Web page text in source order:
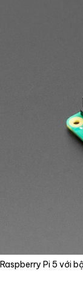
Raspberry Pi 5 với